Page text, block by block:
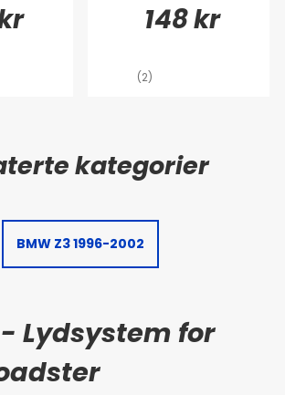
148 kr
(2)
BMW Z3 1996-2002
- Lydsystem for